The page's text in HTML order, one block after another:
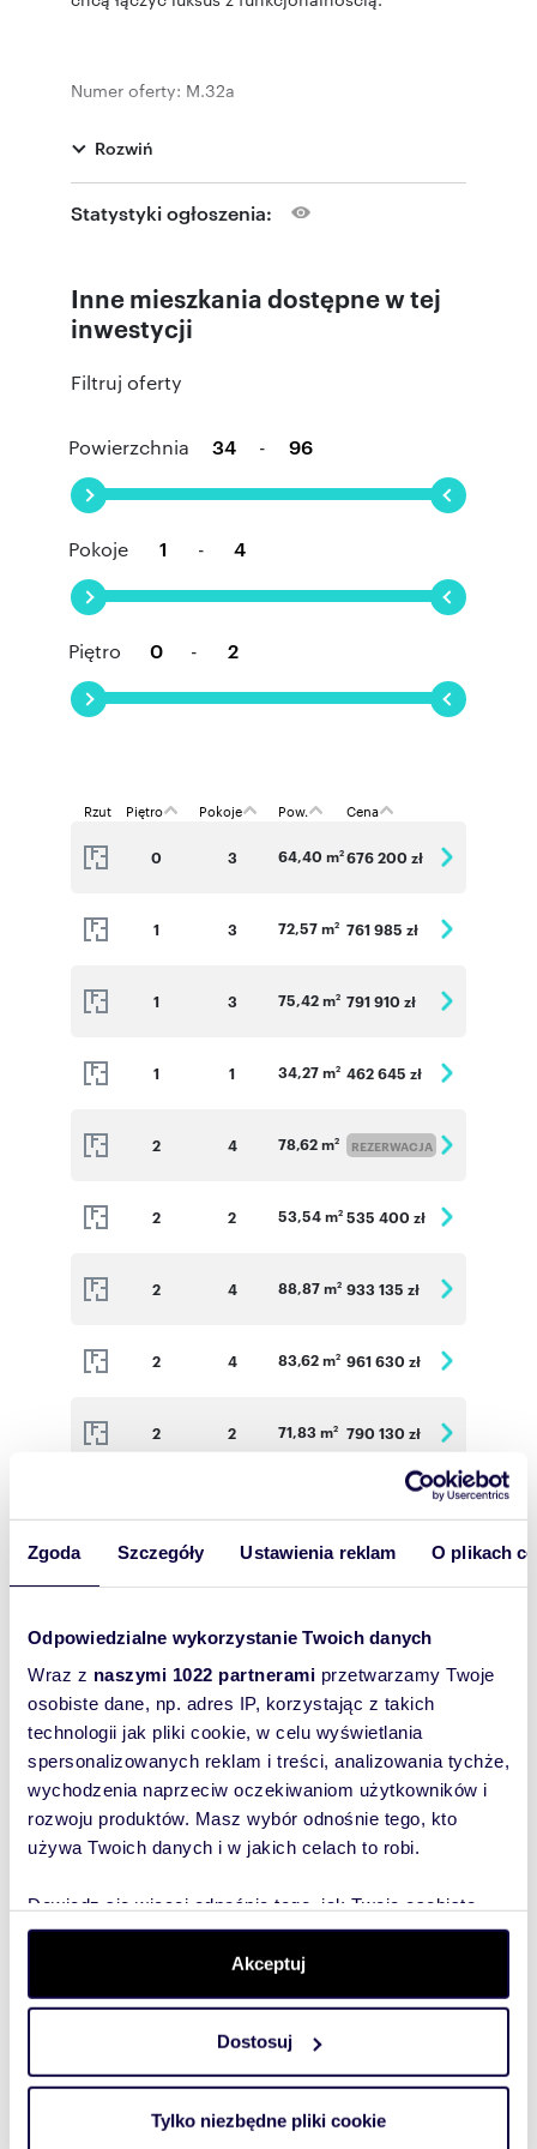
Zgoda Szczegóły Ustawienia reklam O plikach
Odpowiedzialne wykorzystanie Twoich danych
Wraz z naszymi 1022 partnerami przetwarzamy Twoje
osobiste dane, np. adres IP, korzystając z takich
technologii jak pliki cookie, w celu wyświetlania
spersonalizowanych reklam i treści, analizowania tychże,
wychodzenia naprzeciw oczekiwaniom użytkowników i
rozwoju produktów. Masz wybór odnośnie tego, kto
używa Twoich danych i w jakich celach to robi.
Dowiedz się więcej odnośnie tego, jak Twoje osobiste
dane są przetwarzane oraz ustaw własne preferencje w
. W Deklaracji plików cookie możesz
zmienić lub wycofać swoją zgodę w dowolnej chwili.
Wykorzystujemy pliki cookie do spersonalizowania treści
i reklam, aby oferować funkcje społecznościowe i
korzystasz z naszej witryny, udostępniamy partnerom
Akceptuj
Dostosuj
Tylko niezbędne pliki cookie
Numer oferty: M.32a
Rozwiń
Statystyki ogłoszenia:
Inne mieszkania dostępne w tej
inwestycji
Filtruj oferty
Powierzchnia -
Pokoje -
Piętro -
Rzut Piętro Pokoje Pow. Cena
0 3 64,40 m2 676 200 zł
1 3 72,57 m2 761 985 zł
1 3 75,42 m2 791 910 zł
1 1 34,27 m2 462 645 zł
2 4 78,62 m2 REZERWACJA
2 2 53,54 m2 535 400 zł
2 4 88,87 m2 933 135 zł
2 4 83,62 m2 961 630 zł
2 2 71,83 m2 790 130 zł
Podobne
nieruchomości